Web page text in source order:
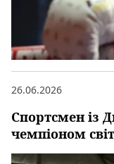
Спортсмен із
чемпіоном
26.06.2026